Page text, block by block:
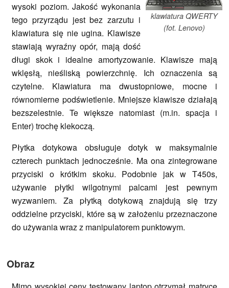
klawiatura QWERTY
(fot. Lenovo)
wysoki poziom. Jakość wykonania
tego przyrządu jest bez zarzutu i
klawiatura się nie ugina. Klawisze
stawiają wyraźny opór, mają dość
długi skok i idealne amortyzowanie. Klawisze mają
wklęsłą, nieśliską powierzchnię. Ich oznaczenia są
czytelne. Klawiatura ma dwustopniowe, mocne i
równomierne podświetlenie. Mniejsze klawisze działają
bezszelestnie. Te większe natomiast (m.in. spacja i
Enter) trochę klekoczą.
Płytka dotykowa obsługuje dotyk w maksymalnie
czterech punktach jednocześnie. Ma ona zintegrowane
przyciski o krótkim skoku. Podobnie jak w T450s,
używanie płytki wilgotnymi palcami jest pewnym
wyzwaniem. Za płytką dotykową znajdują się trzy
oddzielne przyciski, które są w założeniu przeznaczone
do używania wraz z manipulatorem punktowym.
Obraz